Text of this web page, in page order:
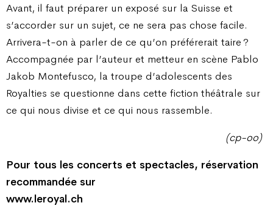
Avant, il faut préparer un exposé sur la Suisse et
s’accorder sur un sujet, ce ne sera pas chose facile.
Arrivera-t-on à parler de ce qu’on préférerait taire ?
Accompagnée par l’auteur et metteur en scène Pablo
Jakob Montefusco, la troupe d’adolescents des
Royalties se questionne dans cette fiction théâtrale sur
ce qui nous divise et ce qui nous rassemble.
(cp-oo)
Pour tous les concerts et spectacles, réservation
recommandée sur
www.leroyal.ch